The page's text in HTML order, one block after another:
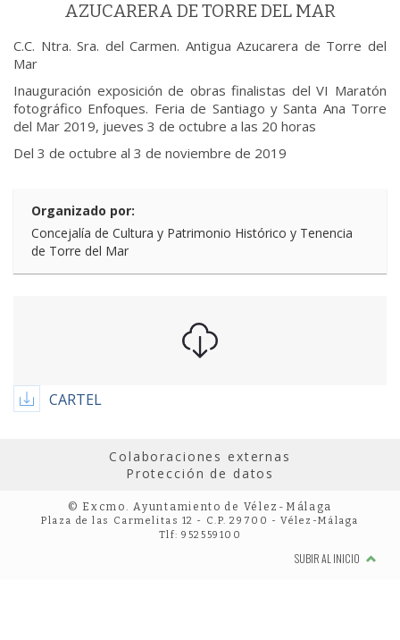
AZUCARERA DE TORRE DEL MAR
C.C. Ntra. Sra. del Carmen. Antigua Azucarera de Torre del
Mar
Inauguración exposición de obras finalistas del VI Maratón
fotográfico Enfoques. Feria de Santiago y Santa Ana Torre
del Mar 2019, jueves 3 de octubre a las 20 horas
Del 3 de octubre al 3 de noviembre de 2019
Organizado por:
Concejalía de Cultura y Patrimonio Histórico y Tenencia
de Torre del Mar
CARTEL
Colaboraciones externas
Protección de datos
© Excmo. Ayuntamiento de Vélez-Málaga
Plaza de las Carmelitas 12 - C.P. 29700 - Vélez-Málaga
Tlf: 952559100
SUBIR AL INICIO